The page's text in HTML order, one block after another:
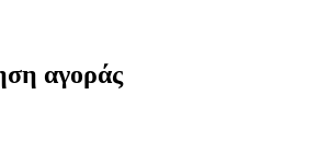
αγοράς